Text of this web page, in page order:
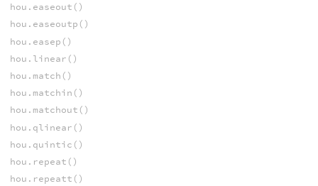
hou.easeout()
hou.easeoutp()
hou.easep()
hou.linear()
hou.match()
hou.matchin()
hou.matchout()
hou.qlinear()
hou.quintic()
hou.repeat()
hou.repeatt()